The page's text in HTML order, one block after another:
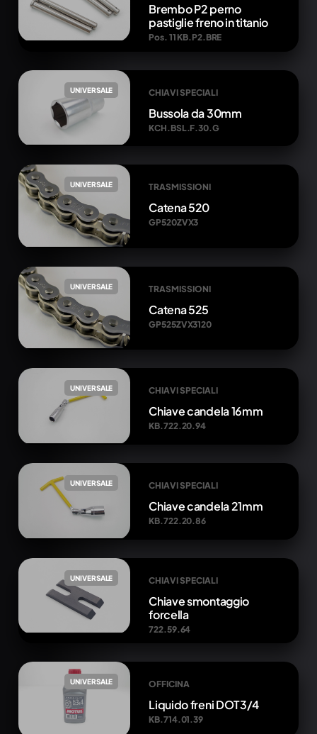
Brembo P2 perno
pastiglie freno in titanio
Pos. 11 KB.P2.BRE
UNIVERSALE CHIAVI SPECIALI
Bussola da 30mm
KCH.BSL.F.30.G
UNIVERSALE TRASMISSIONI
Catena 520
GP520ZVX3
UNIVERSALE TRASMISSIONI
Catena 525
GP525ZVX3120
UNIVERSALE CHIAVI SPECIALI
Chiave candela 16mm
KB.722.20.94
UNIVERSALE CHIAVI SPECIALI
Chiave candela 21mm
KB.722.20.86
UNIVERSALE CHIAVI SPECIALI
Chiave smontaggio
forcella
722.59.64
UNIVERSALE OFFICINA
Liquido freni DOT3/4
KB.714.01.39